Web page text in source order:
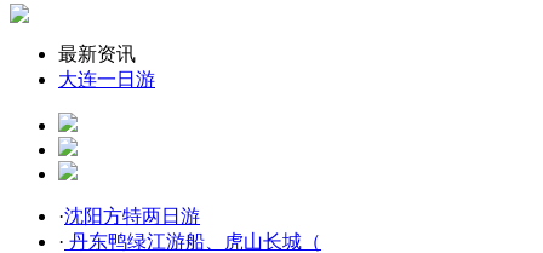
最新资讯
大连一日游
·沈阳方特两日游
· 丹东鸭绿江游船、虎山长城（